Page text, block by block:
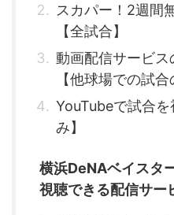
スカパー！2週間
【全試合】
動画配信サービス
【他球場での試合
YouTubeで試合
み】
横浜DeNAベイスタ
視聴できる配信サー